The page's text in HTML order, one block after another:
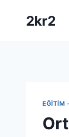
2kr2
EĞITIM